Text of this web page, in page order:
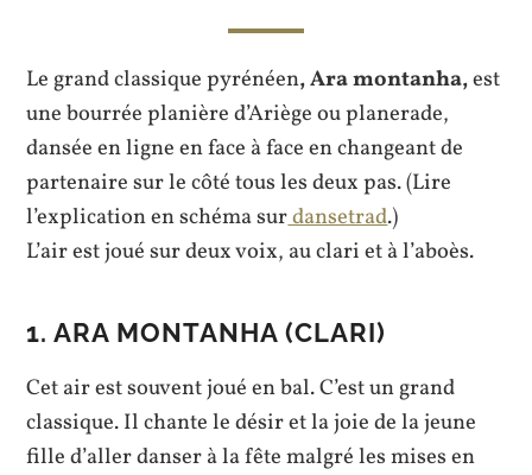
Le grand classique pyrénéen, Ara montanha,est
une bourrée planière d’Ariège ou planerade,
dansée en ligne en face à face en changeant de
partenaire sur le côté tous les deux pas. (Lire
l’explication en schéma surdansetrad.)
L’air est joué sur deux voix, au clari et à l’aboès.
1. ARA MONTANHA (CLARI)
Cet air est souvent joué en bal. C’est un grand
classique. Il chante le désir et la joie de la jeune
fille d’aller danser à la fête malgré les mises en